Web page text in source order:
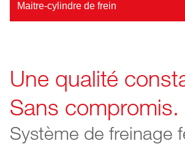
Maitre-cylindre de frein
Une qualité
Sans compromis.
Système de freinage